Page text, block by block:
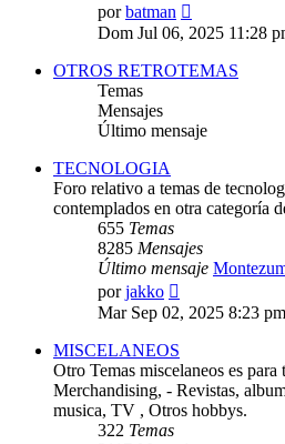
porbatman
último
Dom Jul 06, 2025 11:28
OTROS RETROTEMAS
Temas
Mensajes
Último mensaje
TECNOLOGIA
Foro relativo a temas de
contemplados en otra categoría
655 Temas
8285 Mensajes
Último mensaje
porjakko
último
Mar Sep 02, 2025 8:23 pm
MISCELANEOS
Otro Temas miscelaneos es para
Merchandising, - Revistas,
musica, TV , Otros hobbys.
322 Temas